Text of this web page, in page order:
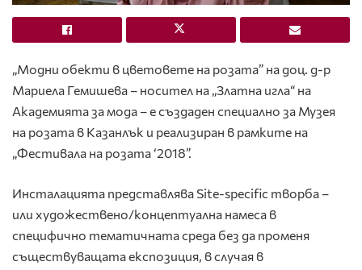
„Модни обекти в цветовете на розата” на доц. д-р
Мариела Гемишева – носител на „Златна игла“ на
Академията за мода – е създаден специално за Музея
на розата в Казанлък и реализиран в рамките на
„Фестивала на розата ‘2018”.
Инсталацията представлява Site-specific творба –
или художествено/концептуална намеса в
специфично тематичната среда без да променя
съществуващата експозиция, в случая в